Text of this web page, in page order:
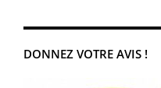
DONNEZ VOTRE AVIS !